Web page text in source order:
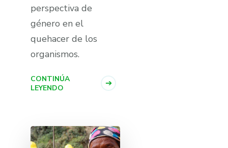
perspectiva de
género en el
quehacer de los
organismos.
CONTINÚA
LEYENDO